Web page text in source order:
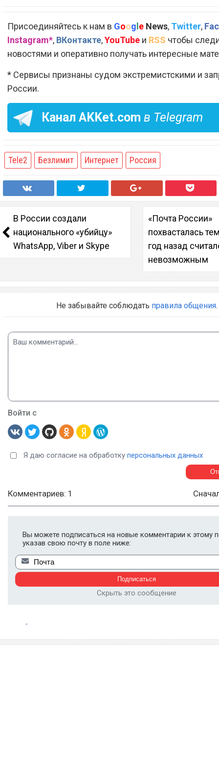
Присоединяйтесь к нам в Goog e News, Twitter,
Instagram*, ВКонтакте,YouTube и RSS чтобы
новостями и оперативно получать интересные
* Сервисы признаны судом экстремистскими и
России.
Канал AKKet.com в Telegram
Tele2 Безлимит Интернет Россия
В России создали
национального «убийцу»
WhatsApp, Viber и Skype
«Почта России»
похвасталась
год назад
невозможным
Не забывайте соблюдать правила общения.
Войти с
Я даю согласие на обработку персональных данных
Комментариев: 1
Вы можете подписаться на новые комментарии к этому
указав свою почту в поле ниже:
Скрыть это сообщение